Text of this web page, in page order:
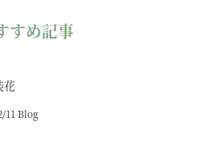
すめ記事
花
11 Blog